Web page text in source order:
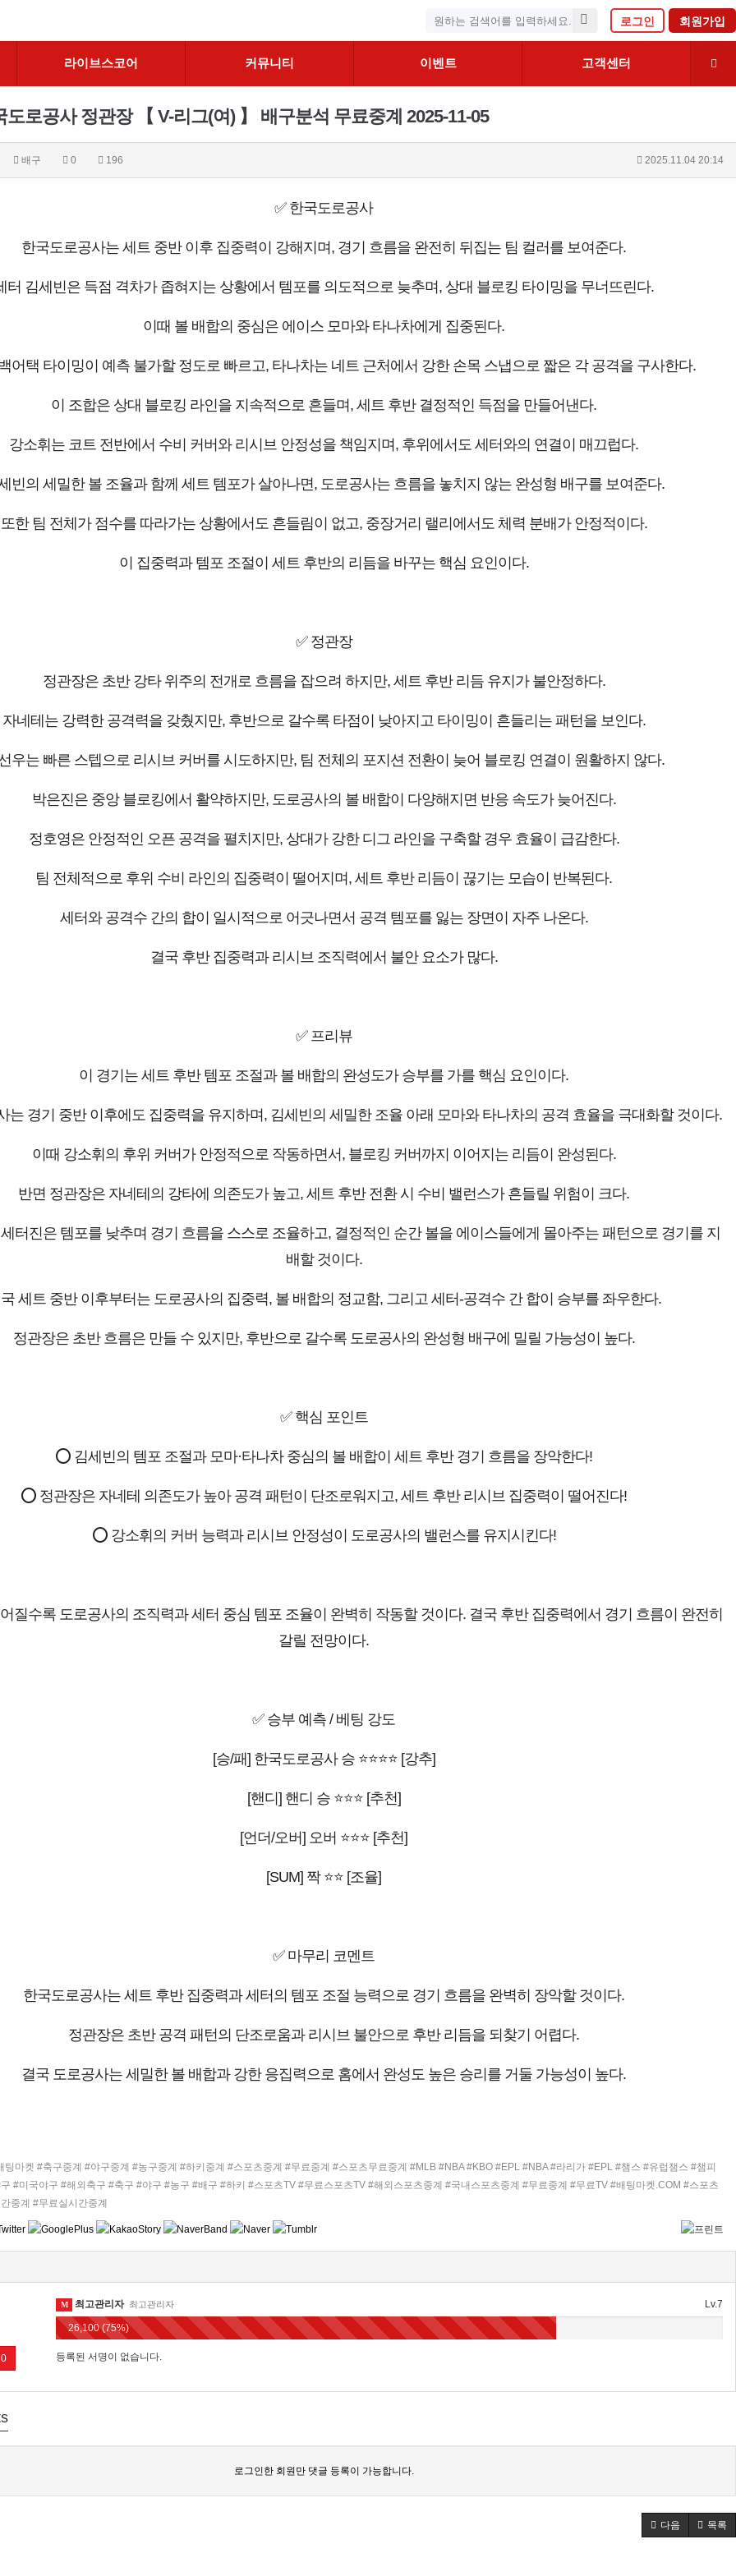
로그인 회원가입
라이브스코어 커뮤니티 이벤트 고객센터
도로공사 정관장 【 V-리그(여) 】 배구분석 무료중계 2025-11-05
배구 0 196 2025.11.04 20:14
✅ 한국도로공사
한국도로공사는 세트 중반 이후 집중력이 강해지며, 경기 흐름을 완전히 뒤집는 팀 컬러를 보여준다.
터 김세빈은 득점 격차가 좁혀지는 상황에서 템포를 의도적으로 늦추며, 상대 블로킹 타이밍을 무너뜨린다.
이때 볼 배합의 중심은 에이스 모마와 타나차에게 집중된다.
어택 타이밍이 예측 불가할 정도로 빠르고, 타나차는 네트 근처에서 강한 손목 스냅으로 짧은 각 공격을 구사한다.
이 조합은 상대 블로킹 라인을 지속적으로 흔들며, 세트 후반 결정적인 득점을 만들어낸다.
강소휘는 코트 전반에서 수비 커버와 리시브 안정성을 책임지며, 후위에서도 세터와의 연결이 매끄럽다.
빈의 세밀한 볼 조율과 함께 세트 템포가 살아나면, 도로공사는 흐름을 놓치지 않는 완성형 배구를 보여준다.
또한 팀 전체가 점수를 따라가는 상황에서도 흔들림이 없고, 중장거리 랠리에서도 체력 분배가 안정적이다.
이 집중력과 템포 조절이 세트 후반의 리듬을 바꾸는 핵심 요인이다.
✅ 정관장
정관장은 초반 강타 위주의 전개로 흐름을 잡으려 하지만, 세트 후반 리듬 유지가 불안정하다.
자네테는 강력한 공격력을 갖췄지만, 후반으로 갈수록 타점이 낮아지고 타이밍이 흔들리는 패턴을 보인다.
우는 빠른 스텝으로 리시브 커버를 시도하지만, 팀 전체의 포지션 전환이 늦어 블로킹 연결이 원활하지 않다.
박은진은 중앙 블로킹에서 활약하지만, 도로공사의 볼 배합이 다양해지면 반응 속도가 늦어진다.
정호영은 안정적인 오픈 공격을 펼치지만, 상대가 강한 디그 라인을 구축할 경우 효율이 급감한다.
팀 전체적으로 후위 수비 라인의 집중력이 떨어지며, 세트 후반 리듬이 끊기는 모습이 반복된다.
세터와 공격수 간의 합이 일시적으로 어긋나면서 공격 템포를 잃는 장면이 자주 나온다.
결국 후반 집중력과 리시브 조직력에서 불안 요소가 많다.
✅ 프리뷰
이 경기는 세트 후반 템포 조절과 볼 배합의 완성도가 승부를 가를 핵심 요인이다.
는 경기 중반 이후에도 집중력을 유지하며, 김세빈의 세밀한 조율 아래 모마와 타나차의 공격 효율을 극대화할 것이다.
이때 강소휘의 후위 커버가 안정적으로 작동하면서, 블로킹 커버까지 이어지는 리듬이 완성된다.
반면 정관장은 자네테의 강타에 의존도가 높고, 세트 후반 전환 시 수비 밸런스가 흔들릴 위험이 크다.
터진은 템포를 낮추며 경기 흐름을 스스로 조율하고, 결정적인 순간 볼을 에이스들에게 몰아주는 패턴으로 경기를 지
배할 것이다.
세트 중반 이후부터는 도로공사의 집중력, 볼 배합의 정교함, 그리고 세터-공격수 간 합이 승부를 좌우한다.
정관장은 초반 흐름은 만들 수 있지만, 후반으로 갈수록 도로공사의 완성형 배구에 밀릴 가능성이 높다.
✅ 핵심 포인트
⭕ 김세빈의 템포 조절과 모마·타나차 중심의 볼 배합이 세트 후반 경기 흐름을 장악한다!
⭕ 정관장은 자네테 의존도가 높아 공격 패턴이 단조로워지고, 세트 후반 리시브 집중력이 떨어진다!
⭕ 강소휘의 커버 능력과 리시브 안정성이 도로공사의 밸런스를 유지시킨다!
질수록 도로공사의 조직력과 세터 중심 템포 조율이 완벽히 작동할 것이다. 결국 후반 집중력에서 경기 흐름이 완전히
갈릴 전망이다.
✅ 승부 예측 / 베팅 강도
[승/패] 한국도로공사 승 ⭐⭐⭐⭐ [강추]
[핸디] 핸디 승 ⭐⭐⭐ [추천]
[언더/오버] 오버 ⭐⭐⭐ [추천]
[SUM] 짝 ⭐⭐ [조율]
✅ 마무리 코멘트
한국도로공사는 세트 후반 집중력과 세터의 템포 조절 능력으로 경기 흐름을 완벽히 장악할 것이다.
정관장은 초반 공격 패턴의 단조로움과 리시브 불안으로 후반 리듬을 되찾기 어렵다.
결국 도로공사는 세밀한 볼 배합과 강한 응집력으로 홈에서 완성도 높은 승리를 거둘 가능성이 높다.
팅마켓 #축구중계 #야구중계 #농구중계 #하키중계 #스포츠중계 #무료중계 #스포츠무료중계 #MLB #NBA #KBO #EPL #NBA #라리가 #EPL #챔스 #유럽챔스 #챔피
#미국야구 #해외축구 #축구 #야구 #농구 #배구 #하키 #스포츠TV #무료스포츠TV #해외스포츠중계 #국내스포츠중계 #무료중계 #무료TV #배팅마켓.COM #스포츠
중계 #무료실시간중계
0
Lv.7
M 최고관리자 최고관리자
26,100 (75%)
등록된 서명이 없습니다.
로그인한 회원만 댓글 등록이 가능합니다.
다음 목록